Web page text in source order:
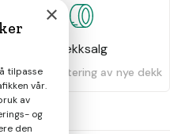
Dekksalg
Salg og montering av nye dekk
×
tilpasse
vår.
av
og
den